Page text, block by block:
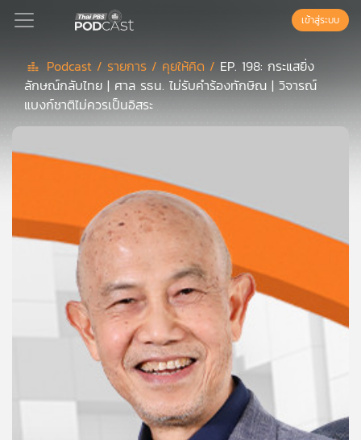
Podcast
เพล
แนะนำ
เข้าสู่ระบบ
Podcast / รายการ / คุยให้คิด / EP. 198: กระแสยิ่ง
ลักษณ์กลับไทย | ศาล รธน. ไม่รับคำร้องทักษิณ | วิจารณ์
แบงก์ชาติไม่ควรเป็นอิสระ